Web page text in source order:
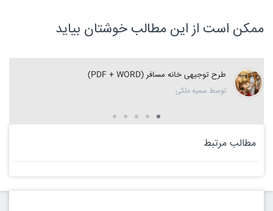
ممکن است از این مطالب خوشتان بیاید
طرح توجیهی خانه مسافر (PDF + WORD)
توسط سمیه ملکی
مطالب مرتبط